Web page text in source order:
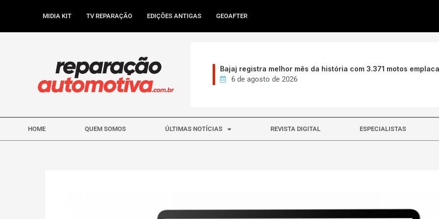
MIDIA KIT TV REPARAÇÃO EDIÇÕES ANTIGAS GEOAFTER
Bajaj registra melhor mês da história com 3.371 motos
6 de agosto de 2026
HOME QUEM SOMOS ÚLTIMAS NOTÍCIAS REVISTA DIGITAL ESPECIALISTAS